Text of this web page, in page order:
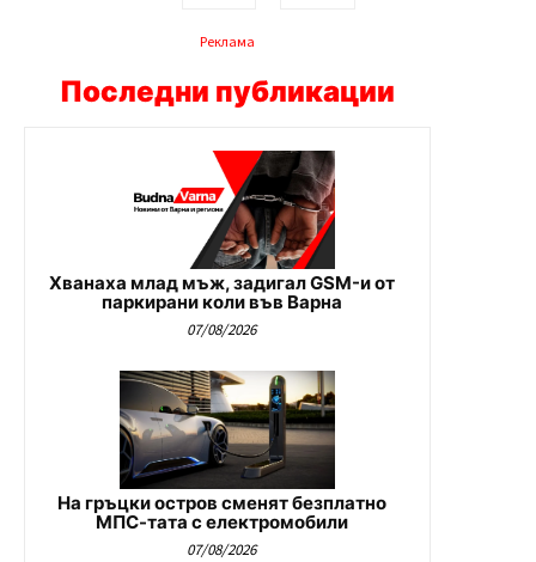
Реклама
Последни публикации
Хванаха млад мъж, задигал GSM-и от
паркирани коли във Варна
07/08/2026
На гръцки остров сменят безплатно
МПС-тата с електромобили
07/08/2026